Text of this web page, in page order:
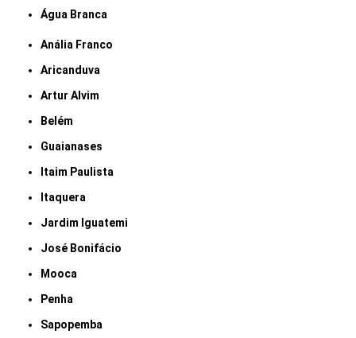
Água Branca
Anália Franco
Aricanduva
Artur Alvim
Belém
Guaianases
Itaim Paulista
Itaquera
Jardim Iguatemi
José Bonifácio
Mooca
Penha
Sapopemba